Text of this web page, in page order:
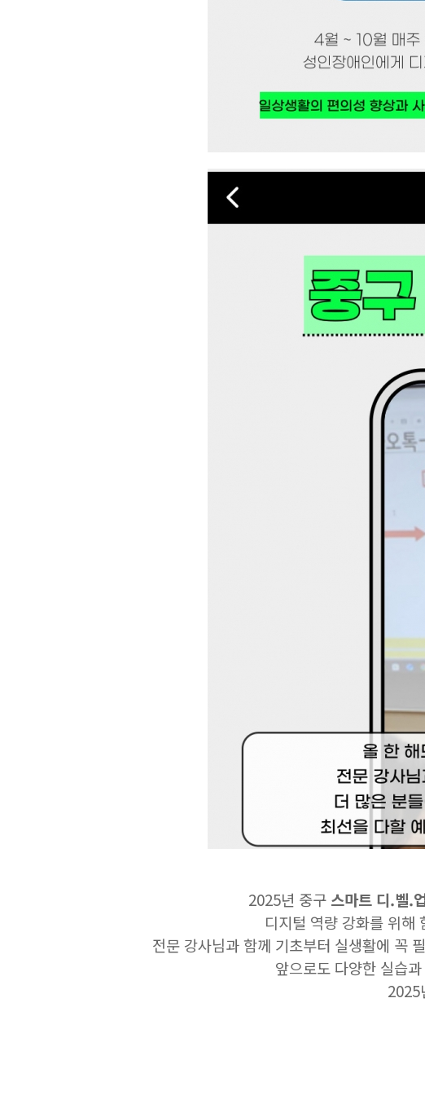
2025년 중구 스마트 디.벨.
디지털 역량 강화를 위해
전문 강사님과 함께 기초부터 실생활에 꼭
앞으로도 다양한 실습
2025